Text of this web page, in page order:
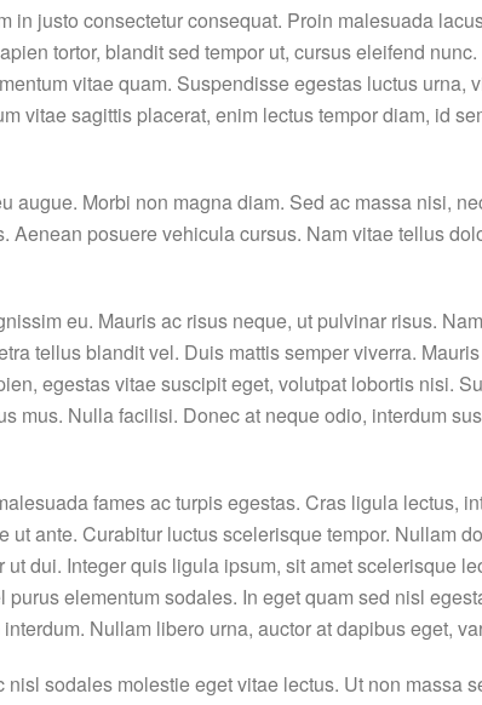
justo consectetur consequat. Proin malesuada
tortor, blandit sed tempor ut, cursus eleifend
vitae quam. Suspendisse egestas luctus urna,
vitae sagittis placerat, enim lectus tempor diam, id
augue. Morbi non magna diam. Sed ac massa nisi,
posuere vehicula cursus. Nam vitae tellus
eu. Mauris ac risus neque, ut pulvinar risus.
tellus blandit vel. Duis mattis semper viverra.
egestas vitae suscipit eget, volutpat lobortis nisi.
mus. Nulla facilisi. Donec at neque odio, interdum
fames ac turpis egestas. Cras ligula lectus,
ante. Curabitur luctus scelerisque tempor. Nullam
dui. Integer quis ligula ipsum, sit amet scelerisque
elementum sodales. In eget quam sed nisl
Nullam libero urna, auctor at dapibus eget,
sodales molestie eget vitae lectus. Ut non massa